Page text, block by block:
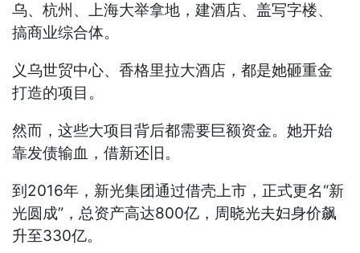
乌、杭州、上海大举拿地，建酒店、盖写字楼、
搞商业综合体。
义乌世贸中心、香格里拉大酒店，都是她砸重金
打造的项目。
然而，这些大项目背后都需要巨额资金。她开始
靠发债输血，借新还旧。
到2016年，新光集团通过借壳上市，正式更名“新
光圆成”，总资产高达800亿，周晓光夫妇身价飙
升至330亿。